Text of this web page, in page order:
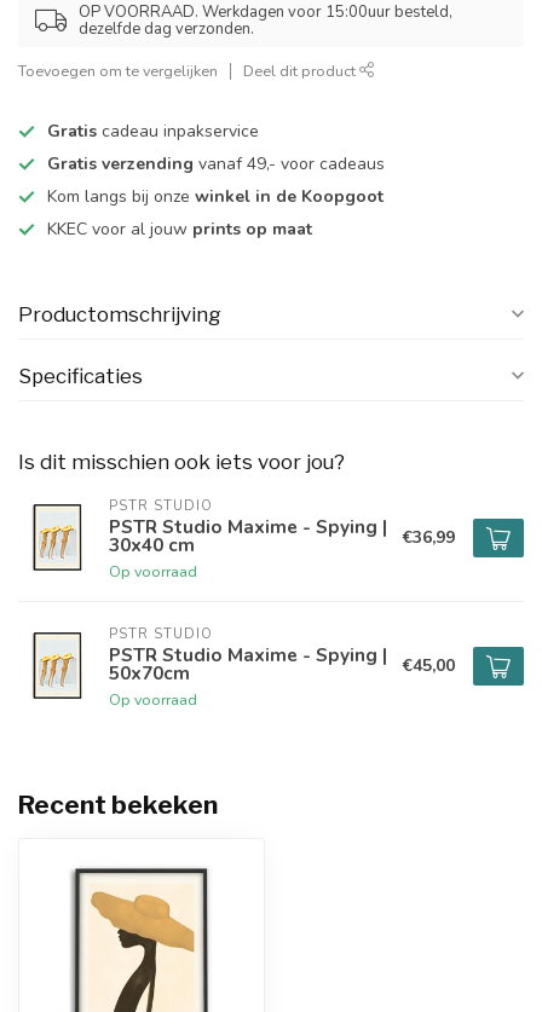
OP VOORRAAD. Werkdagen voor 15:00uur besteld,
dezelfde dag verzonden.
Toevoegen om te vergelijken Deel dit product
Gratis cadeau inpakservice
Gratis verzending vanaf 49,- voor cadeaus
Kom langs bij onze winkel in de Koopgoot
KKEC voor al jouw prints op maat
Productomschrijving
Specificaties
Is dit misschien ook iets voor jou?
PSTR STUDIO
PSTR Studio Maxime - Spying |
30x40 cm
Op voorraad
€36,99
PSTR STUDIO
PSTR Studio Maxime - Spying |
50x70cm
Op voorraad
€45,00
Recent bekeken